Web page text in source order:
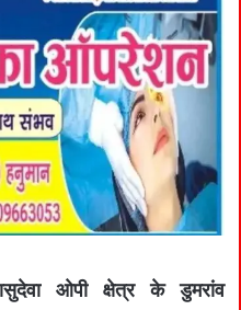
ओपी क्षेत्र के डुमरांव